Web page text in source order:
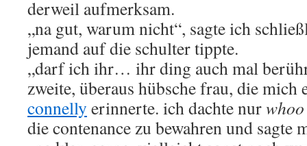
derweil aufmerksam.
„na gut, warum nicht“, sagte ich
jemand auf die schulter tippte.
„darf ich ihr… ihr ding auch mal
zweite, überaus hübsche frau, die mich
connelly erinnerte. ich dachte nur
die contenance zu bewahren und sagte